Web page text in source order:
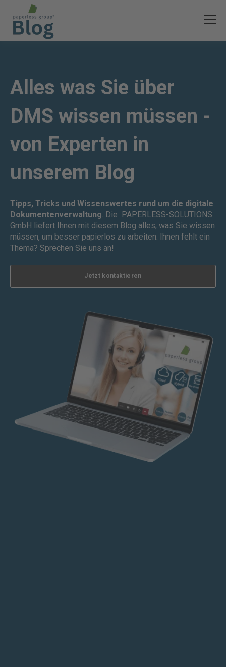
Alles was Sie über
DMS wissen müssen -
von Experten in
unserem Blog
Tipps, Tricks und Wissenswertes rund um die digitale
Dokumentenverwaltung. Die PAPERLESS-SOLUTIONS
GmbH liefert Ihnen mit diesem Blog alles, was Sie wissen
müssen, um besser papierlos zu arbeiten. Ihnen fehlt ein
Thema? Sprechen Sie uns an!
Jetzt kontaktieren